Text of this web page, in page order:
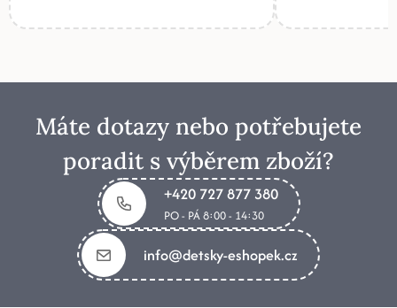
Máte dotazy nebo potřebujete
poradit s výběrem zboží?
+420 727 877 380
PO - PÁ 8:00 - 14:30
info@detsky-eshopek.cz